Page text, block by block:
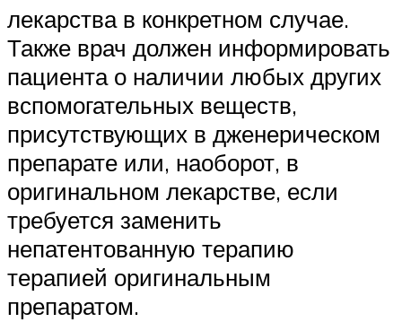
лекарства в конкретном случае.
Также врач должен информировать
пациента о наличии любых других
вспомогательных веществ,
присутствующих в дженерическом
препарате или, наоборот, в
оригинальном лекарстве, если
требуется заменить
непатентованную терапию
терапией оригинальным
препаратом.